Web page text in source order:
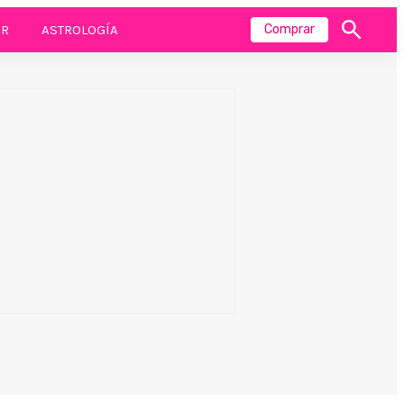
ASTROLOGÍA Comprar
Mostrar